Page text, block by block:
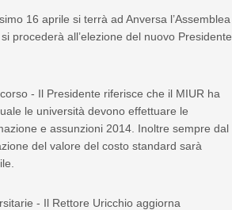
16 aprile si terrà ad Anversa l’Assemblea
procederà all’elezione del nuovo Presidente
- Il Presidente riferisce che il MIUR ha
le università devono effettuare le
e assunzioni 2014. Inoltre sempre dal
del valore del costo standard sarà
- Il Rettore Uricchio aggiorna